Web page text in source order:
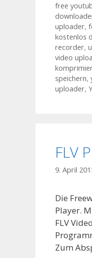
free
uploader,
kostenlos
recorder,
video
speichern,
uploader,
FLV
9. April
Die
Player.
FLV
Zum